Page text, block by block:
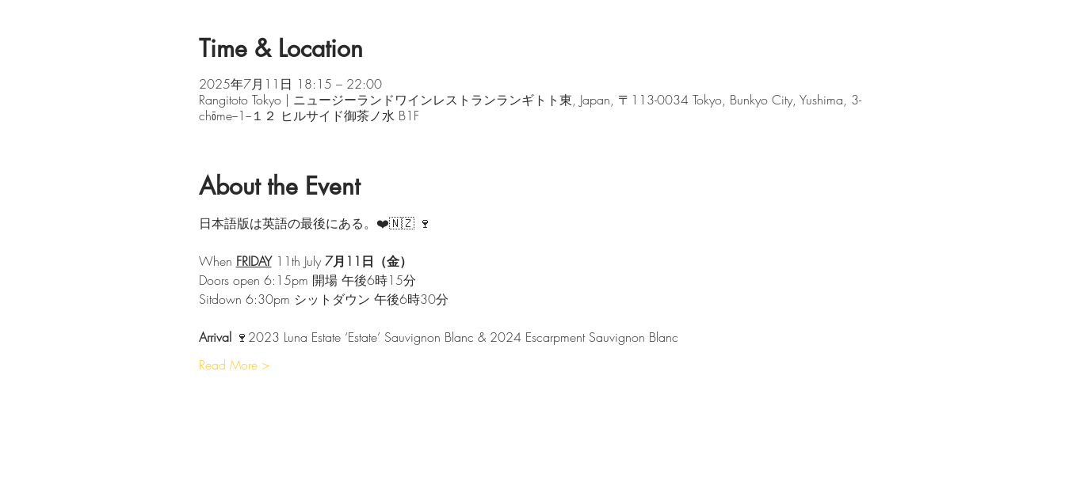
Time & Location
2025年7月11日 18:15 – 22:00
Rangitoto Tokyo | ニュージーランドワインレストランランギトト東, Japan, 〒113-0034 Tokyo, Bunkyo City, Yushima, 3-
chōme−1−１２ ヒルサイド御茶ノ水 B1F
About the Event
日本語版は英語の最後にある。❤️🇳🇿 🍷
When FRIDAY 11th July 7月11日（金）
Doors open 6:15pm 開場 午後6時15分
Sitdown 6:30pm シットダウン 午後6時30分
Arrival 🍷2023 Luna Estate ‘Estate’ Sauvignon Blanc & 2024 Escarpment Sauvignon Blanc
Read More >